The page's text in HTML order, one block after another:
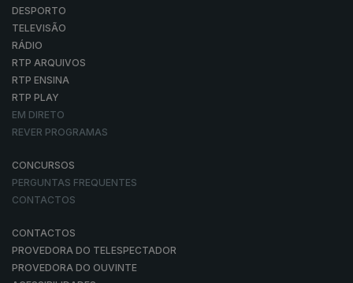
DESPORTO
TELEVISÃO
RÁDIO
RTP ARQUIVOS
RTP ENSINA
RTP PLAY
EM DIRETO
REVER PROGRAMAS
CONCURSOS
PERGUNTAS FREQUENTES
CONTACTOS
CONTACTOS
PROVEDORA DO TELESPECTADOR
PROVEDORA DO OUVINTE